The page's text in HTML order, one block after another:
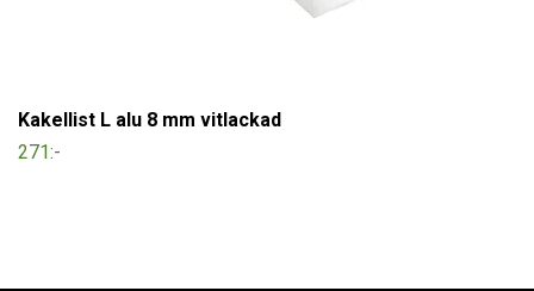
Kakellist L alu 8 mm vitlackad
271:-